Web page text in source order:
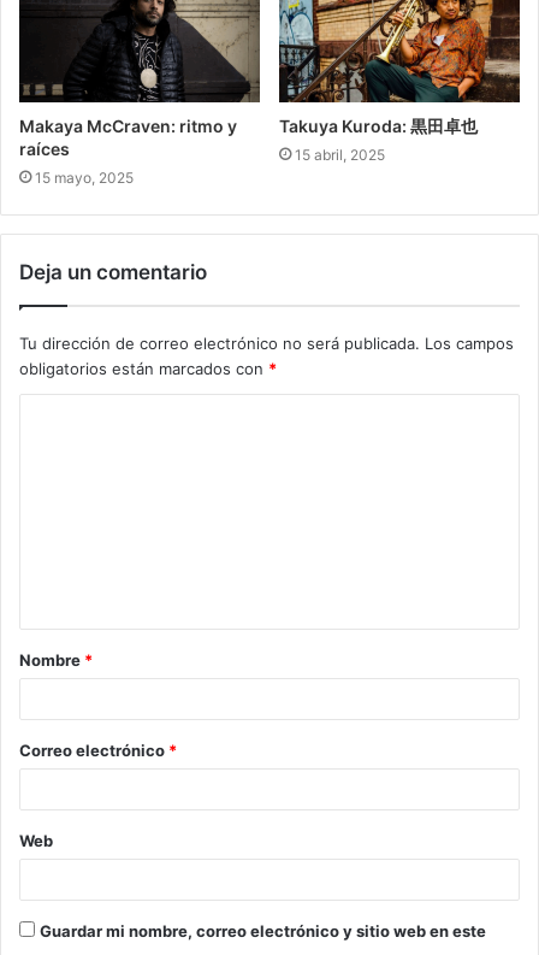
Makaya McCraven: ritmo y
raíces
15 mayo, 2025
Takuya Kuroda: 黒田卓也
15 abril, 2025
Deja un comentario
Tu dirección de correo electrónico no será publicada. Los campos
obligatorios están marcados con *
Nombre *
Correo electrónico *
Web
Guardar mi nombre, correo electrónico y sitio web en este